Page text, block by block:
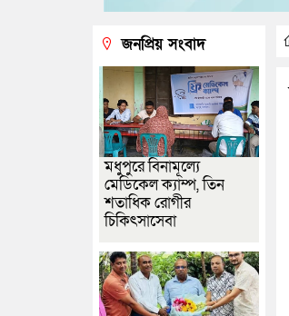
জনপ্রিয় সংবাদ
মধুপুরে বিনামূল্যে
মেডিকেল ক্যাম্প, তিন
শতাধিক রোগীর
চিকিৎসাসেবা